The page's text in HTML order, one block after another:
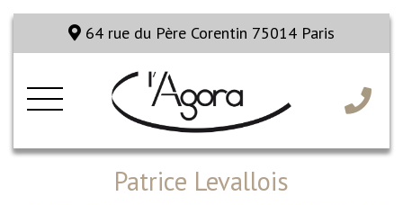
64 rue du Père Corentin 75014 Paris
Patrice Levallois